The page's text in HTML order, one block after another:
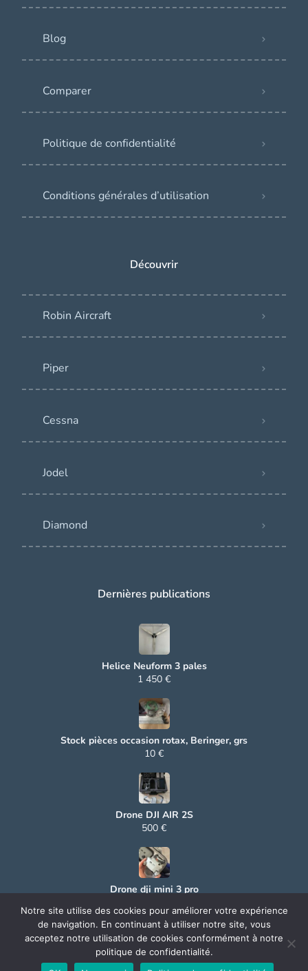
Blog
Comparer
Politique de confidentialité
Conditions générales d’utilisation
Découvrir
Robin Aircraft
Piper
Cessna
Jodel
Diamond
Dernières publications
Helice Neuform 3 pales
1 450 €
Stock pièces occasion rotax, Beringer, grs
10 €
Drone DJI AIR 2S
500 €
Drone dji mini 3 pro
Notre site utilise des cookies pour améliorer votre expérience
de navigation. En continuant à utiliser notre site, vous
acceptez notre utilisation de cookies conformément à notre
politique de confidentialité.